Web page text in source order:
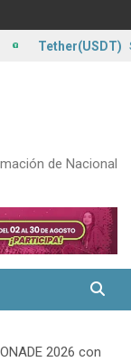
de Nacional
2026 con
Tether(USDT) $17.15